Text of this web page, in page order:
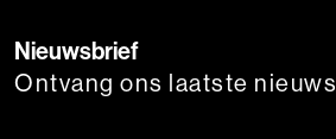
Nieuwsbrief
Ontvang ons laatste nieuws